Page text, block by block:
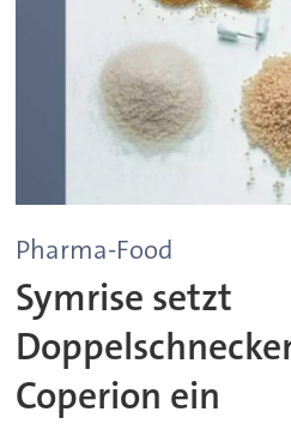
Pharma-Food
Symrise setzt
Coperion ein